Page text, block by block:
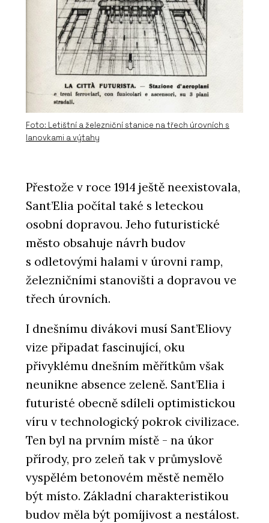
Foto: Letištní a železniční stanice na třech úrovních s
lanovkami a výtahy
Přestože v roce 1914 ještě neexistovala,
Sant’Elia počítal také s leteckou
osobní dopravou. Jeho futuristické
město obsahuje návrh budov
s odletovými halami v úrovni ramp,
železničními stanovišti a dopravou ve
třech úrovních.
I dnešnímu divákovi musí Sant’Eliovy
vize připadat fascinující, oku
přivyklému dnešním měřítkům však
neunikne absence zeleně. Sant’Elia i
futuristé obecně sdíleli optimistickou
víru v technologický pokrok civilizace.
Ten byl na prvním místě - na úkor
přírody, pro zeleň tak v průmyslově
vyspělém betonovém městě nemělo
být místo. Základní charakteristikou
budov měla být pomíjivost a nestálost.